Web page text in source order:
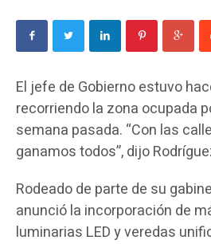
El jefe de Gobierno estuvo
recorriendo la zona ocupada
semana pasada. “Con las
ganamos todos”, dijo
Rodeado de parte de su
anunció la incorporación de
luminarias LED y veredas